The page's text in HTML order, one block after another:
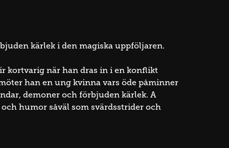
kärlek i den magiska uppföljaren.
kortvarig när han dras in i en konflikt
han en ung kvinna vars öde påminner
demoner och förbjuden kärlek. A
humor såväl som svärdsstrider och